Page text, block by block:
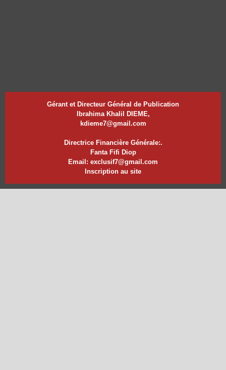
Gérant et Directeur Général de Publication
Ibrahima Khalil DIEME,
kdieme7@gmail.com
Directrice Financière Générale:.
Fanta Fifi Diop
Email: exclusif7@gmail.com
Inscription au site